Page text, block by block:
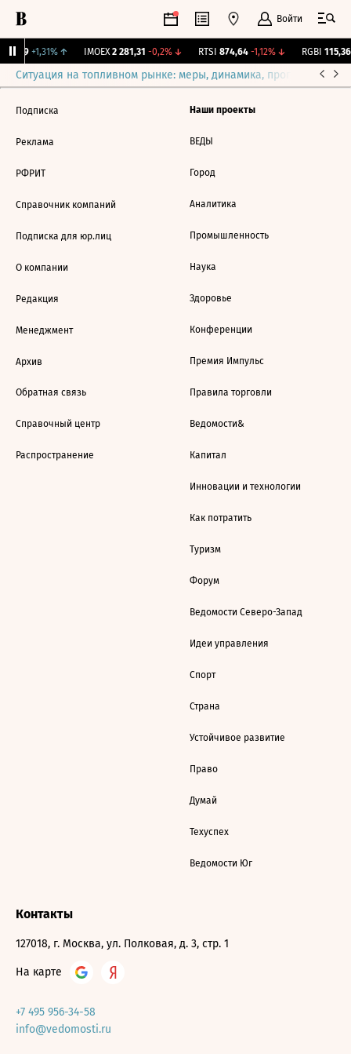
Войти
+1,31%↑ IMOEX 2 281,31 -0,2%↓ RTSI 874,64 -1,12%↓ RGBI 115,36
Ситуация на топливном рынке: меры, динамика, прогнозы
Подписка
Реклама
РФРИТ
Справочник компаний
Подписка для юр.лиц
О компании
Редакция
Менеджмент
Архив
Обратная связь
Справочный центр
Распространение
Наши проекты
ВЕДЫ
Город
Аналитика
Промышленность
Наука
Здоровье
Конференции
Премия Импульс
Правила торговли
Ведомости&
Капитал
Инновации и технологии
Как потратить
Туризм
Форум
Ведомости Северо-Запад
Идеи управления
Спорт
Страна
Устойчивое развитие
Право
Думай
Техуспех
Ведомости Юг
Контакты
127018, г. Москва, ул. Полковая, д. 3, стр. 1
На карте
+7 495 956-34-58
info@vedomosti.ru